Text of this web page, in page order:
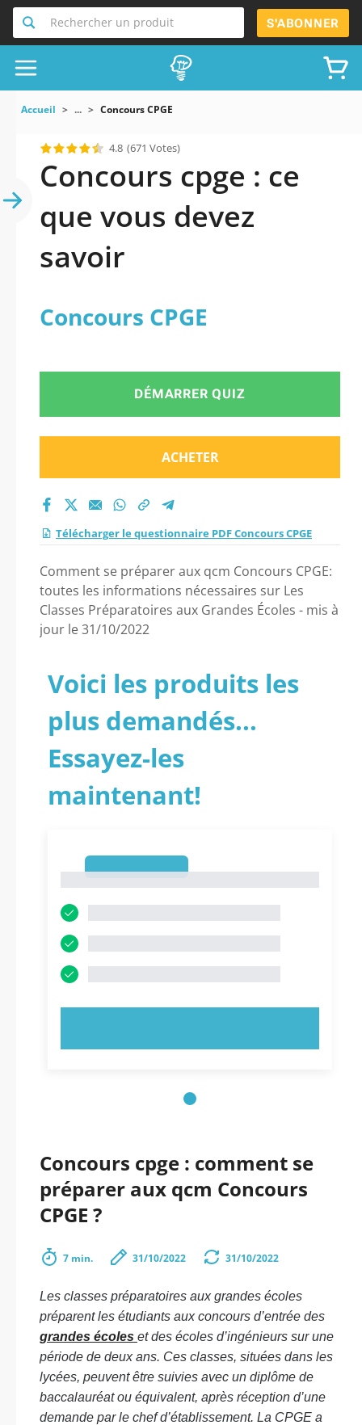
Rechercher un produit S'ABONNER
Accueil ... Concours CPGE
4.8 (671 Votes)
Concours cpge : ce
que vous devez
savoir
Concours CPGE
DÉMARRER QUIZ
ACHETER
Télécharger le questionnaire PDF Concours CPGE
Comment se préparer aux qcm Concours CPGE:
toutes les informations nécessaires sur Les
Classes Préparatoires aux Grandes Écoles - mis à
jour le 31/10/2022
Voici les produits les
plus demandés...
Essayez-les
maintenant!
Concours cpge : comment se
préparer aux qcm Concours
CPGE ?
7 min. 31/10/2022 31/10/2022
Les classes préparatoires aux grandes écoles
préparent les étudiants aux concours d’entrée des
grandes écoles et des écoles d’ingénieurs sur une
période de deux ans. Ces classes, situées dans les
lycées, peuvent être suivies avec un diplôme de
baccalauréat ou équivalent, après réception d’une
demande par le chef d’établissement. La CPGE a